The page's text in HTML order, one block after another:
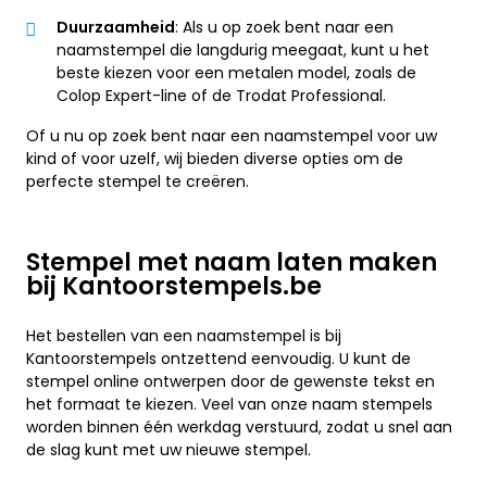
Duurzaamheid: Als u op zoek bent naar een
naamstempel die langdurig meegaat, kunt u het
beste kiezen voor een metalen model, zoals de
Colop Expert-line of de Trodat Professional.
Of u nu op zoek bent naar een naamstempel voor uw
kind of voor uzelf, wij bieden diverse opties om de
perfecte stempel te creëren.
Stempel met naam laten maken
bij Kantoorstempels.be
Het bestellen van een naamstempel is bij
Kantoorstempels ontzettend eenvoudig. U kunt de
stempel online ontwerpen door de gewenste tekst en
het formaat te kiezen. Veel van onze naam stempels
worden binnen één werkdag verstuurd, zodat u snel aan
de slag kunt met uw nieuwe stempel.